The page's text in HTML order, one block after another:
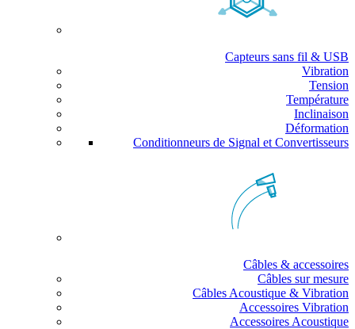
Capteurs sans fil & USB
Vibration
Tension
Température
Inclinaison
Déformation
Conditionneurs de Signal et Convertisseurs
Câbles & accessoires
Câbles sur mesure
Câbles Acoustique & Vibration
Accessoires Vibration
Accessoires Acoustique